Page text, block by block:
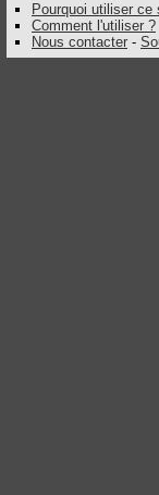
Pourquoi utiliser ce
Comment l'utiliser ?
Nous contacter -